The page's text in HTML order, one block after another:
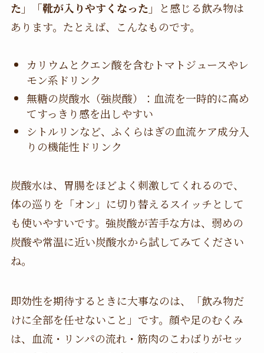
た」「靴が入りやすくなった」
と感じる飲み物は
あります。たとえば、こんなものです。
カリウムとクエン酸を含むトマトジュースやレ
モン系ドリンク
無糖の炭酸水（強炭酸）：血流を一時的に高め
てすっきり感を出しやすい
シトルリンなど、ふくらはぎの血流ケア成分入
りの機能性ドリンク
炭酸水は、胃腸をほどよく刺激してくれるので、
体の巡りを「オン」に切り替えるスイッチとして
も使いやすいです。強炭酸が苦手な方は、弱めの
炭酸や常温に近い炭酸水から試してみてください
ね。
即効性を期待するときに大事なのは、「飲み物だ
けに全部を任せないこと」です。顔や足のむくみ
は、血流・リンパの流れ・筋肉のこわばりがセッ